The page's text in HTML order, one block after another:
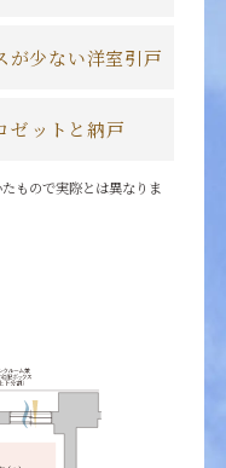
が少ない洋室引戸
ゼットと納戸
もので実際とは異なりま